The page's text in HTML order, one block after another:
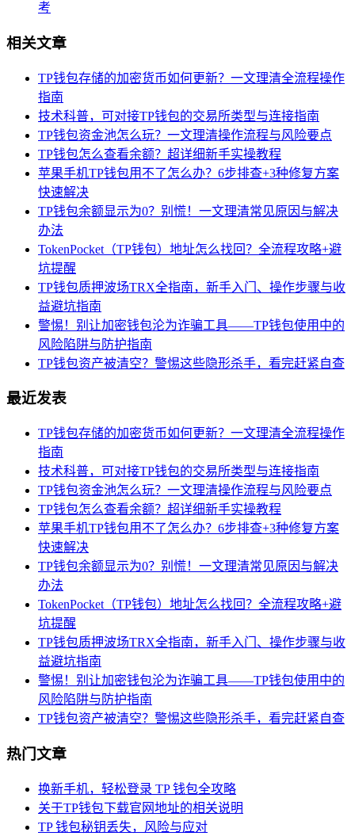
考
相关文章
TP钱包存储的加密货币如何更新？一文理清全流程操作
指南
技术科普，可对接TP钱包的交易所类型与连接指南
TP钱包资金池怎么玩？一文理清操作流程与风险要点
TP钱包怎么查看余额？超详细新手实操教程
苹果手机TP钱包用不了怎么办？6步排查+3种修复方案
快速解决
TP钱包余额显示为0？别慌！一文理清常见原因与解决
办法
TokenPocket（TP钱包）地址怎么找回？全流程攻略+避
坑提醒
TP钱包质押波场TRX全指南，新手入门、操作步骤与收
益避坑指南
警惕！别让加密钱包沦为诈骗工具——TP钱包使用中的
风险陷阱与防护指南
TP钱包资产被清空？警惕这些隐形杀手，看完赶紧自查
最近发表
TP钱包存储的加密货币如何更新？一文理清全流程操作
指南
技术科普，可对接TP钱包的交易所类型与连接指南
TP钱包资金池怎么玩？一文理清操作流程与风险要点
TP钱包怎么查看余额？超详细新手实操教程
苹果手机TP钱包用不了怎么办？6步排查+3种修复方案
快速解决
TP钱包余额显示为0？别慌！一文理清常见原因与解决
办法
TokenPocket（TP钱包）地址怎么找回？全流程攻略+避
坑提醒
TP钱包质押波场TRX全指南，新手入门、操作步骤与收
益避坑指南
警惕！别让加密钱包沦为诈骗工具——TP钱包使用中的
风险陷阱与防护指南
TP钱包资产被清空？警惕这些隐形杀手，看完赶紧自查
热门文章
换新手机，轻松登录 TP 钱包全攻略
关于TP钱包下载官网地址的相关说明
TP 钱包秘钥丢失，风险与应对